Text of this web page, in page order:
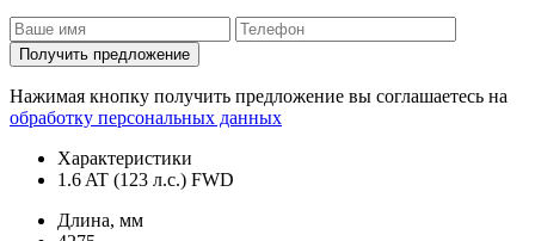
Получить предложение
Нажимая кнопку получить предложение вы соглашаетесь на
обработку персональных данных
Характеристики
1.6 AT (123 л.с.) FWD
Длина, мм